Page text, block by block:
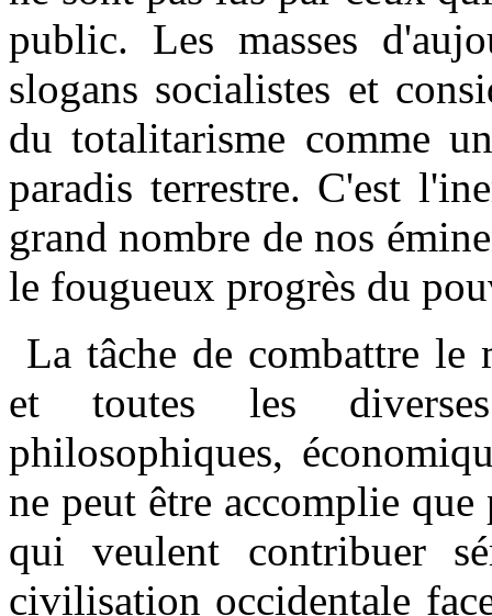
public. Les masses
slogans socialistes et
du totalitarisme comme
paradis terrestre. C'est
grand nombre de nos
le fougueux progrès du
La tâche de combattre le
et toutes les diverses
philosophiques,
ne peut être accomplie
qui veulent contribuer
civilisation occidentale